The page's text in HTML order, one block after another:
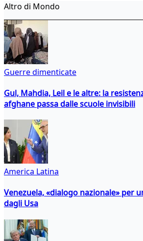
Altro di Mondo
Guerre dimenticate
Gul, Mahdia, Leil e le altre: la
afghane passa dalle scuole invisibili
America Latina
Venezuela, «dialogo nazionale» per
dagli Usa